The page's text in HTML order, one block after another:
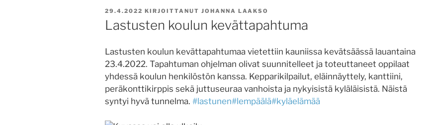
JULKAISTU
29.4.2022 KIRJOITTANUTJOHANNA LAAKSO
Lastusten koulun kevättapahtuma
Lastusten koulun kevättapahtumaa vietettiin kauniissa kevätsäässä lauantaina
23.4.2022. Tapahtuman ohjelman olivat suunnitelleet ja toteuttaneet oppilaat
yhdessä koulun henkilöstön kanssa. Kepparikilpailut, eläinnäyttely, kanttiini,
peräkonttikirppis sekä juttuseuraa vanhoista ja nykyisistä kyläläisistä. Näistä
syntyi hyvä tunnelma.#lastunen#lempäälä#kyläelämää